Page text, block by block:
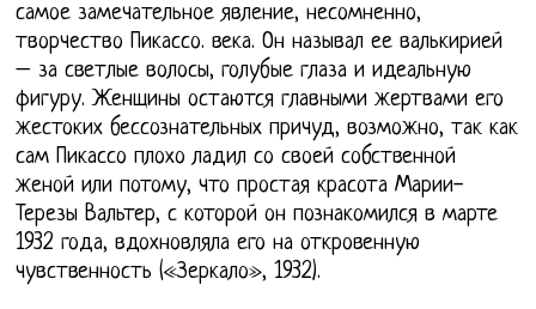
самое замечательное явление, несомненно,
творчество Пикассо. века. Он называл ее валькирией
– за светлые волосы, голубые глаза и идеальную
фигуру. Женщины остаются главными жертвами его
жестоких бессознательных причуд, возможно, так как
сам Пикассо плохо ладил со своей собственной
женой или потому, что простая красота Марии-
Терезы Вальтер, с которой он познакомился в марте
1932 года, вдохновляла его на откровенную
чувственность («Зеркало», 1932).